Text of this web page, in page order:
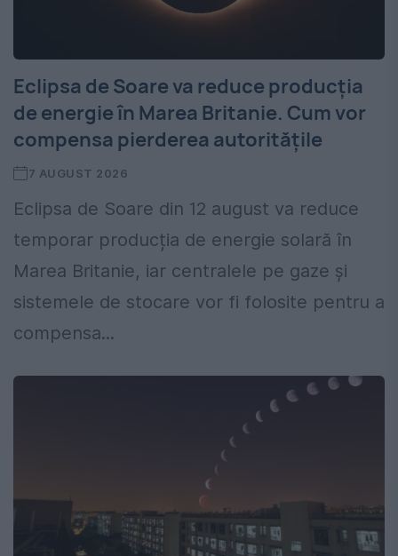
Eclipsa de Soare va reduce producția
de energie în Marea Britanie. Cum vor
compensa pierderea autoritățile
7 AUGUST 2026
Eclipsa de Soare din 12 august va reduce
temporar producția de energie solară în
Marea Britanie, iar centralele pe gaze și
sistemele de stocare vor fi folosite pentru a
compensa...